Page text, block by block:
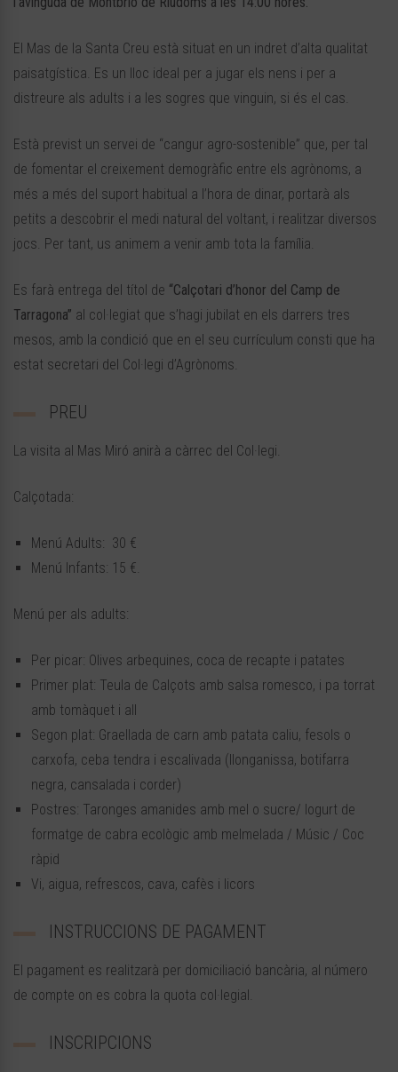
El Mas de la Santa Creu està situat en un indret d’alta qualitat
paisatgística. Es un lloc ideal per a jugar els nens i per a
distreure als adults i a les sogres que vinguin, si és el cas.
Està previst un servei de “cangur agro-sostenible” que, per tal
de fomentar el creixement demogràfic entre els agrònoms, a
més a més del suport habitual a l’hora de dinar, portarà als
petits a descobrir el medi natural del voltant, i realitzar diversos
jocs. Per tant, us animem a venir amb tota la família.
Es farà entrega del títol de “Calçotari d’honor del Camp de
Tarragona” al col·legiat que s’hagi jubilat en els darrers tres
mesos, amb la condició que en el seu currículum consti que ha
estat secretari del Col·legi d’Agrònoms.
PREU
La visita al Mas Miró anirà a càrrec del Col·legi.
Calçotada:
Menú Adults: 30 €
Menú Infants: 15 €.
Menú per als adults:
Per picar: Olives arbequines, coca de recapte i patates
Primer plat: Teula de Calçots amb salsa romesco, i pa torrat
amb tomàquet i all
Segon plat: Graellada de carn amb patata caliu, fesols o
carxofa, ceba tendra i escalivada (llonganissa, botifarra
negra, cansalada i corder)
Postres: Taronges amanides amb mel o sucre/ Iogurt de
formatge de cabra ecològic amb melmelada / Músic / Coc
ràpid
Vi, aigua, refrescos, cava, cafès i licors
INSTRUCCIONS DE PAGAMENT
El pagament es realitzarà per domiciliació bancària, al número
de compte on es cobra la quota col·legial.
INSCRIPCIONS